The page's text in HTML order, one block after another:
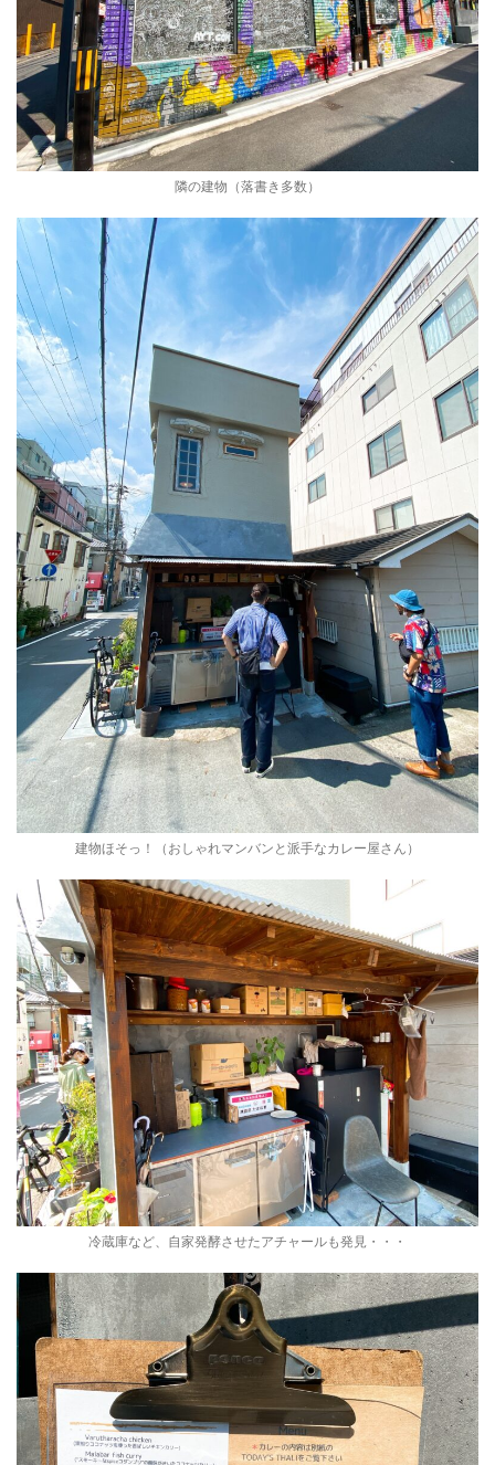
隣の建物（落書き多数）
建物ほそっ！（おしゃれマンバンと派手なカレー屋さん）
冷蔵庫など、自家発酵させたアチャールも発見・・・